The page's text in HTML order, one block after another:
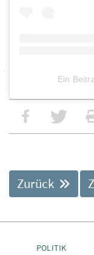
Ein
Zurück
POLITIK